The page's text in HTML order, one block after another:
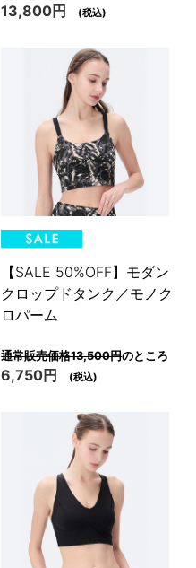
13,800円 (税込)
【SALE 50%OFF】モダン
クロップドタンク／モノク
ロパーム
通常販売価格13,500円のところ
6,750円 (税込)